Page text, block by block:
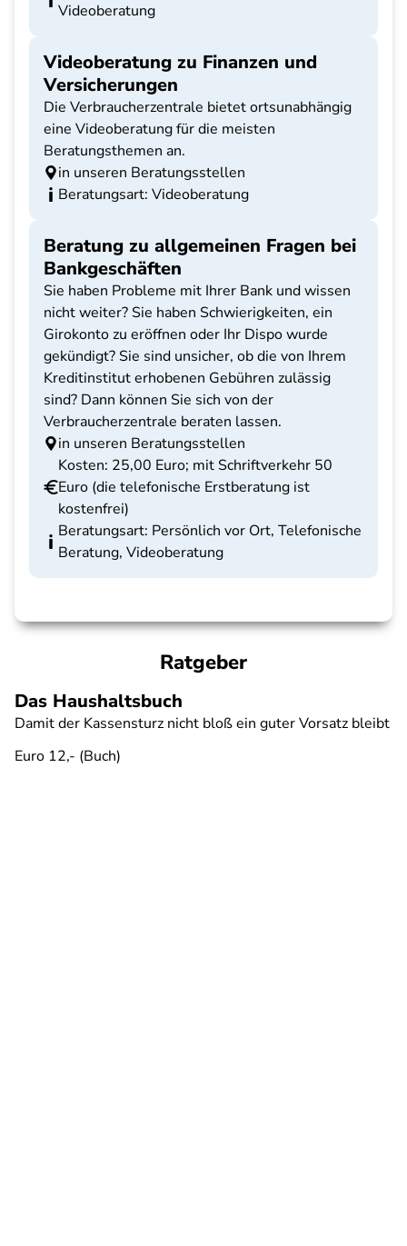
Videoberatung
Videoberatung zu Finanzen und
Versicherungen
Die Verbraucherzentrale bietet ortsunabhängig
eine Videoberatung für die meisten
Beratungsthemen an.
in unseren Beratungsstellen
Beratungsart: Videoberatung
Beratung zu allgemeinen Fragen bei
Bankgeschäften
Sie haben Probleme mit Ihrer Bank und wissen
nicht weiter? Sie haben Schwierigkeiten, ein
Girokonto zu eröffnen oder Ihr Dispo wurde
gekündigt? Sie sind unsicher, ob die von Ihrem
Kreditinstitut erhobenen Gebühren zulässig
sind? Dann können Sie sich von der
Verbraucherzentrale beraten lassen.
in unseren Beratungsstellen
Kosten: 25,00 Euro; mit Schriftverkehr 50
Euro (die telefonische Erstberatung ist
kostenfrei)
Beratungsart: Persönlich vor Ort, Telefonische
Beratung, Videoberatung
Ratgeber
Das Haushaltsbuch
Damit der Kassensturz nicht bloß ein guter Vorsatz bleibt
Euro 12,- (Buch)